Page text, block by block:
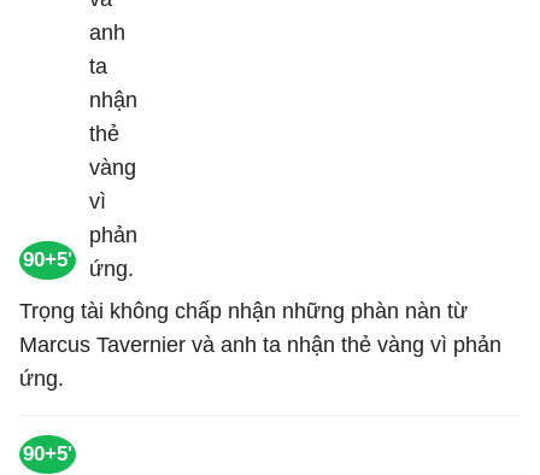
90+5'
Trọng tài không chấp nhận những phàn nàn từ
Marcus Tavernier và anh ta nhận thẻ vàng vì phản
ứng.
90+5'